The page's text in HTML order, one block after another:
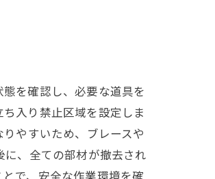
を確認し、必要な道具を
入り禁止区域を設定しま
やすいため、ブレースや
、全ての部材が撤去され
で、安全な作業環境を確